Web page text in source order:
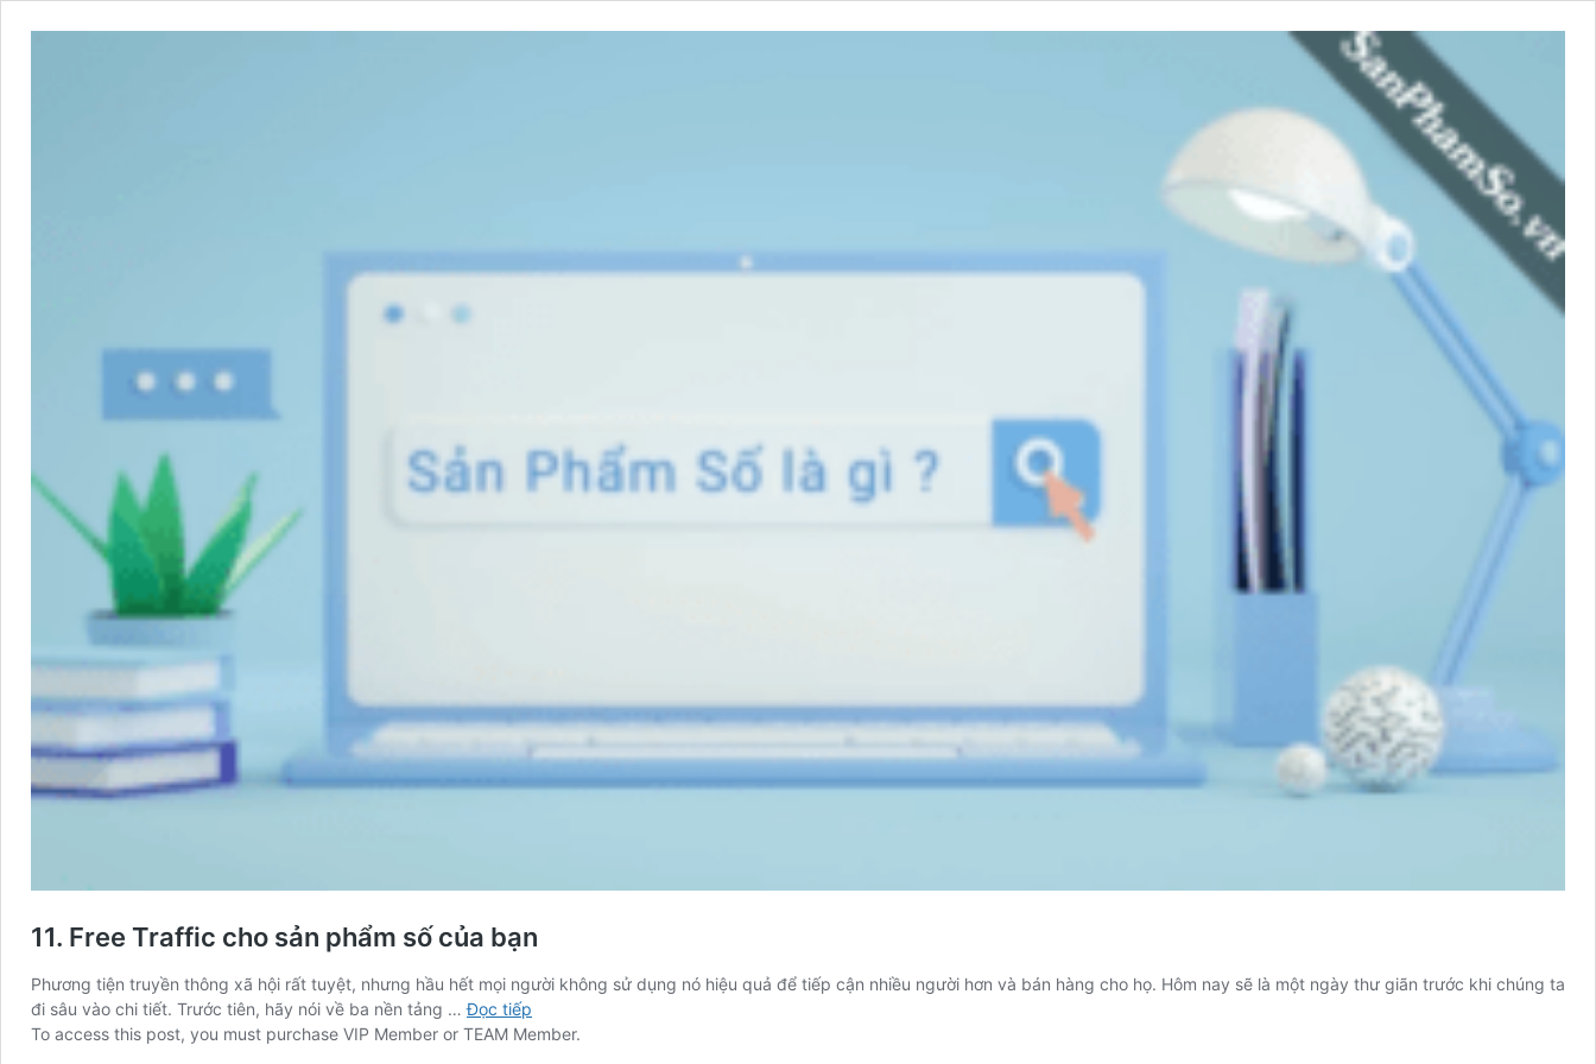
11. Free Traffic cho sản phẩm số của bạn
Phương tiện truyền thông xã hội rất tuyệt, nhưng hầu hết mọi người không sử dụng nó hiệu quả để tiếp cận nhiều người hơn và bán hàng cho họ. Hôm nay sẽ là một ngày thư giãn trước khi chúng ta
đi sâu vào chi tiết. Trước tiên, hãy nói về ba nền tảng …Đọc tiếp
Free
To access this post, you must purchase VIP Member or TEAM Member.